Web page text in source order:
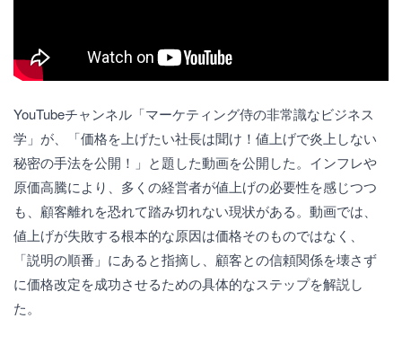
YouTubeチャンネル「マーケティング侍の非常識なビジネス
学」が、「価格を上げたい社長は聞け！値上げで炎上しない
秘密の手法を公開！」と題した動画を公開した。インフレや
原価高騰により、多くの経営者が値上げの必要性を感じつつ
も、顧客離れを恐れて踏み切れない現状がある。動画では、
値上げが失敗する根本的な原因は価格そのものではなく、
「説明の順番」にあると指摘し、顧客との信頼関係を壊さず
に価格改定を成功させるための具体的なステップを解説し
た。